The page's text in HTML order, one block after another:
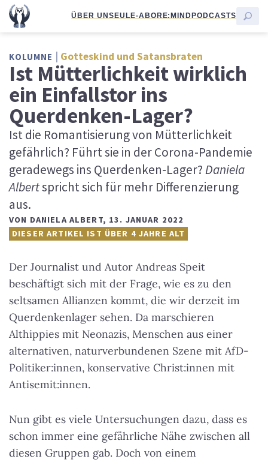
ÜBER UNSEULE-ABORE:MINDPODCASTS
KOLUMNE Gotteskind und Satansbraten
Ist Mütterlichkeit wirklich
ein Einfallstor ins
Querdenken-Lager?
Ist die Romantisierung von Mütterlichkeit
gefährlich? Führt sie in der Corona-Pandemie
geradewegs ins Querdenken-Lager?Daniela
Albertspricht sich für mehr Differenzierung
aus.
VON DANIELA ALBERT, 13. JANUAR 2022
DIESER ARTIKEL IST ÜBER 4 JAHRE ALT
Der Journalist und Autor Andreas Speit
beschäftigt sich mit der Frage, wie es zu den
seltsamen Allianzen kommt, die wir derzeit im
Querdenkenlager sehen. Da marschieren
Althippies mit Neonazis, Menschen aus einer
alternativen, naturverbundenen Szene mit AfD-
Politiker:innen, konservative Christ:innen mit
Antisemit:innen.
Nun gibt es viele Untersuchungen dazu, dass es
schon immer eine gefährliche Nähe zwischen all
diesen Gruppen gab. Doch von einem